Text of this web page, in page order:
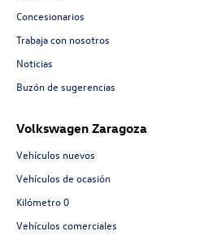
Concesionarios
Trabaja con nosotros
Noticias
Buzón de sugerencias
Volkswagen Zaragoza
Vehículos nuevos
Vehículos de ocasión
Kilómetro 0
Vehículos comerciales